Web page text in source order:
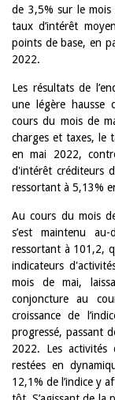
de 3,5% sur le
taux d’intérêt
points de base, en
2022.
Les résultats de
une légère hausse
cours du mois de
charges et taxes, le
en mai 2022,
d'intérêt créditeurs
ressortant à 5,13%
Au cours du mois
s’est maintenu
ressortant à 101,2,
indicateurs
mois de mai,
conjoncture au
croissance de
progressé, passant
2022. Les activités
restées en
12,1% de l’indice y